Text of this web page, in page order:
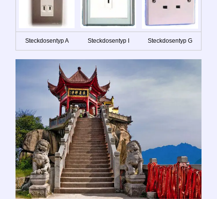
Steckdosentyp A Steckdosentyp I Steckdosentyp G